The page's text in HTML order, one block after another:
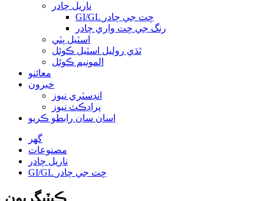
ناريل چادر
GI/GL ڇت جي چادر
رنگ جي ڇت واري چادر
اسٽيل پٽي
ٿڌي روليل اسٽيل ڪوئل
المونيم ڪوئل
معائنو
خبرون
انڊسٽري نيوز
پراڊڪٽ نيوز
اسان سان رابطو ڪريو
گهر
مصنوعات
ناريل چادر
GI/GL ڇت جي چادر